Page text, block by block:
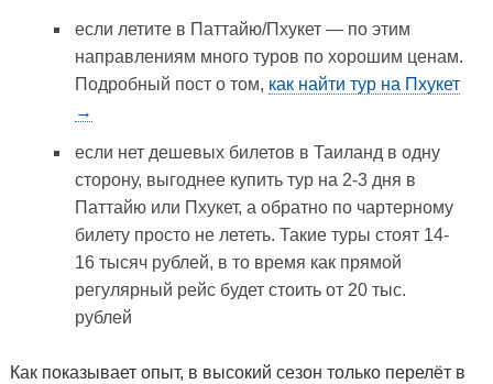
если летите в Паттайю/Пхукет — по этим
направлениям много туров по хорошим ценам.
Подробный пост о том, как найти тур на Пхукет
→
если нет дешевых билетов в Таиланд в одну
сторону, выгоднее купить тур на 2-3 дня в
Паттайю или Пхукет, а обратно по чартерному
билету просто не лететь. Такие туры стоят 14-
16 тысяч рублей, в то время как прямой
регулярный рейс будет стоить от 20 тыс.
рублей
Как показывает опыт, в высокий сезон только перелёт в